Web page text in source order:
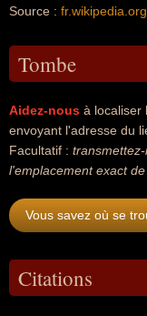
Source : fr.wikipedia.org
Tombe
Aidez-nous à localiser
envoyant l'adresse du
Facultatif :
l'emplacement exact
Vous savez où se
Citations